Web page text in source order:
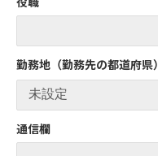
勤務地（勤務先の都道府県）
通信欄